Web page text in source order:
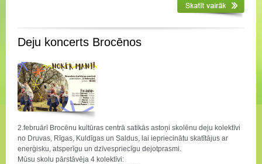
Deju koncerts Brocēnos
2.februārī Brocēnu kultūras centrā satikās astoņi skolēnu deju kolektīvi
no Druvas, Rīgas, Kuldīgas un Saldus, lai iepriecinātu skatītājus ar
enerģisku, atsperīgu un dzīvespriecīgu dejotprasmi.
Mūsu skolu pārstāvēja 4 kolektīvi: